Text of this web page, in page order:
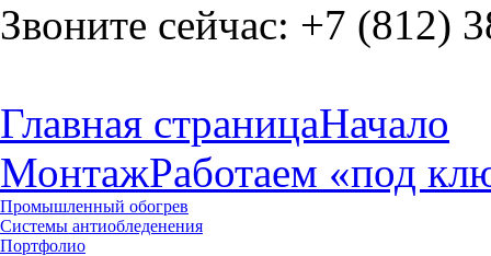
Звоните сейчас: +7 (812)
Главная страницаНачало
МонтажРаботаем «под
Промышленный обогрев
Системы антиобледенения
Портфолио